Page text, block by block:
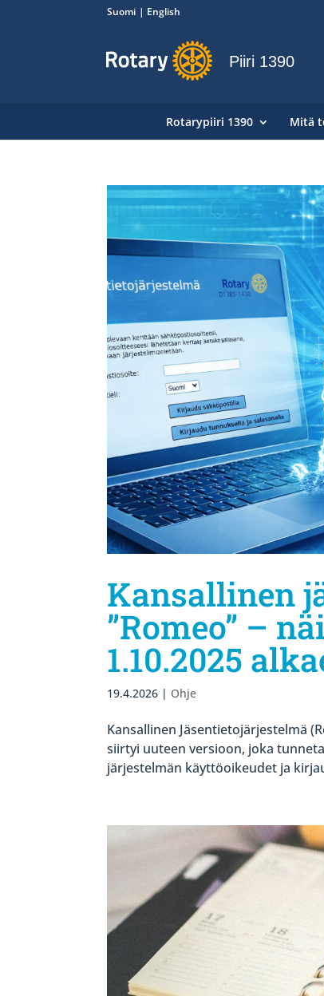
Suomi English
Piiri 1390
Rotarypiiri 1390 Mitä
Kansallinen
”Romeo” –
1.10.2025
19.4.2026 | Ohje
Kansallinen Jäsentietojärjestelmä
siirtyi uuteen versioon, joka
järjestelmän käyttöoikeudet ja